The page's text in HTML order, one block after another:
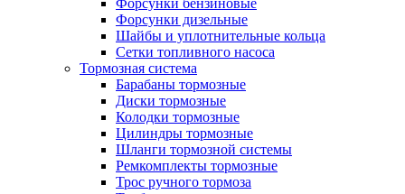
Форсунки бензиновые
Форсунки дизельные
Шайбы и уплотнительные кольца
Сетки топливного насоса
Тормозная система
Барабаны тормозные
Диски тормозные
Колодки тормозные
Цилиндры тормозные
Шланги тормозной системы
Ремкомплекты тормозные
Трос ручного тормоза